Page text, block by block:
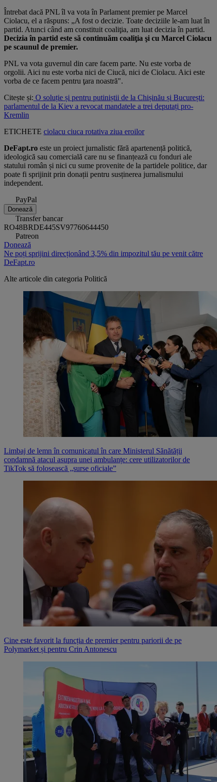
Întrebat dacă PNL îl va vota în Parlament premier pe Marcel
Ciolacu, el a răspuns: „A fost o decizie. Toate deciziile le-am luat în
partid. Atunci când am constituit coaliţia, am luat decizia în partid.
Decizia în partid este să continuăm coaliţia şi cu Marcel Ciolacu
pe scaunul de premier.
PNL va vota guvernul din care facem parte. Nu este vorba de
orgolii. Aici nu este vorba nici de Ciucă, nici de Ciolacu. Aici este
vorba de ce facem pentru ţara noastră".
Citește și: O soluție și pentru putiniștii de la Chișinău și București:
parlamentul de la Kiev a revocat mandatele a trei deputați pro-
Kremlin
ETICHETE ciolacu ciuca rotativa ziua eroilor
DeFapt.ro este un proiect jurnalistic fără apartenență politică,
ideologică sau comercială care nu se finanțează cu fonduri ale
statului român și nici cu sume provenite de la partidele politice, dar
poate fi sprijinit prin donații pentru susținerea jurnalismului
independent.
PayPal
Donează
Transfer bancar
RO48BRDE445SV97760644450
Patreon
Donează
Ne poți sprijini direcționând 3,5% din impozitul tău pe venit către
DeFapt.ro
Alte articole din categoria Politică
Limbaj de lemn în comunicatul în care Ministerul Sănătății
condamnă atacul asupra unei ambulanțe: cere utilizatorilor de
TikTok să folosească „surse oficiale”
Cine este favorit la funcția de premier pentru pariorii de pe
Polymarket și pentru Crin Antonescu